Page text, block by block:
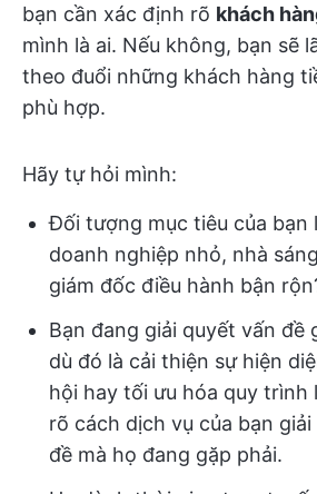
bạn cần xác định rõ khách
mình là ai. Nếu không, bạn sẽ
theo đuổi những khách hàng
phù hợp.
Hãy tự hỏi mình:
Đối tượng mục tiêu của bạn
doanh nghiệp nhỏ, nhà
giám đốc điều hành bận
Bạn đang giải quyết vấn đề
dù đó là cải thiện sự hiện
hội hay tối ưu hóa quy trình
rõ cách dịch vụ của bạn
đề mà họ đang gặp phải.